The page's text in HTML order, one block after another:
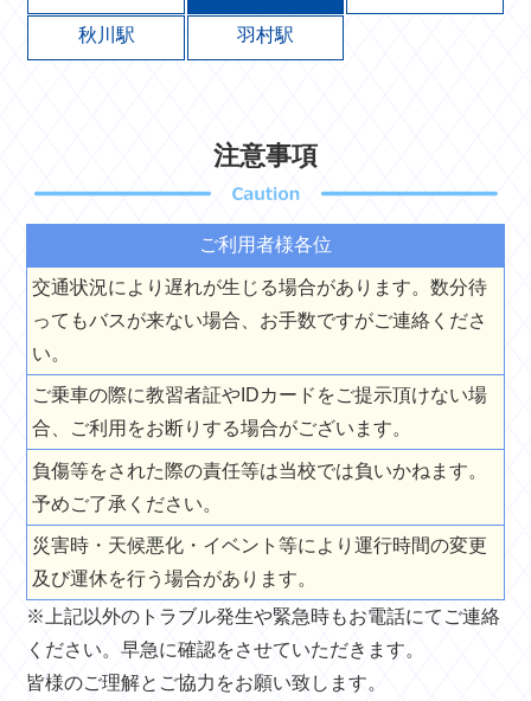
秋川駅 羽村駅
注意事項
ご利用者様各位
交通状況により遅れが生じる場合があります。数分待
ってもバスが来ない場合、お手数ですがご連絡くださ
い。
ご乗車の際に教習者証やIDカードをご提示頂けない場
合、ご利用をお断りする場合がございます。
負傷等をされた際の責任等は当校では負いかねます。
予めご了承ください。
災害時・天候悪化・イベント等により運行時間の変更
及び運休を行う場合があります。
※上記以外のトラブル発生や緊急時もお電話にてご連絡
ください。早急に確認をさせていただきます。
皆様のご理解とご協力をお願い致します。